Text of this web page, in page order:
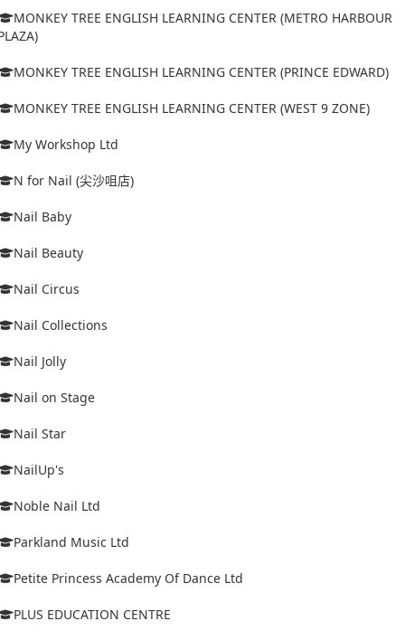
MONKEY TREE ENGLISH LEARNING CENTER (METRO HARBOUR
MONKEY TREE ENGLISH LEARNING CENTER (PRINCE EDWARD)
MONKEY TREE ENGLISH LEARNING CENTER (WEST 9 ZONE)
My Workshop Ltd
N for Nail (尖沙咀店)
Nail Baby
Nail Beauty
Nail Circus
Nail Collections
Nail Jolly
Nail on Stage
Nail Star
NailUp's
Noble Nail Ltd
Parkland Music Ltd
Petite Princess Academy Of Dance Ltd
PLUS EDUCATION CENTRE